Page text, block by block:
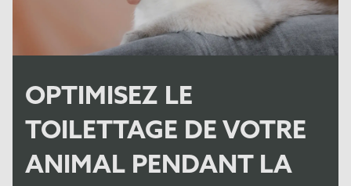
OPTIMISEZ LE
TOILETTAGE DE VOTRE
ANIMAL PENDANT LA